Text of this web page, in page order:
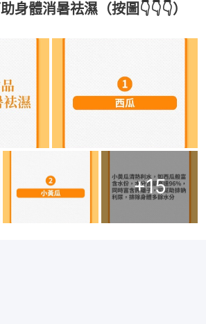
身體消暑祛濕（按圖👇👇👇）
+15